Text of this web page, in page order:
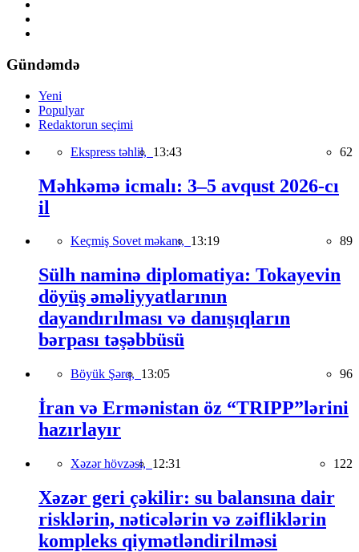
Gündəmdə
Yeni
Populyar
Redaktorun seçimi
Ekspress təhlil, 13:43 62
Məhkəmə icmalı: 3–5 avqust 2026-cı
il
Keçmiş Sovet məkanı, 13:19 89
Sülh naminə diplomatiya: Tokayevin
döyüş əməliyyatlarının
dayandırılması və danışıqların
bərpası təşəbbüsü
Böyük Şərq, 13:05 96
İran və Ermənistan öz “TRIPP”lərini
hazırlayır
Xəzər hövzəsi, 12:31 122
Xəzər geri çəkilir: su balansına dair
risklərin, nəticələrin və zəifliklərin
kompleks qiymətləndirilməsi